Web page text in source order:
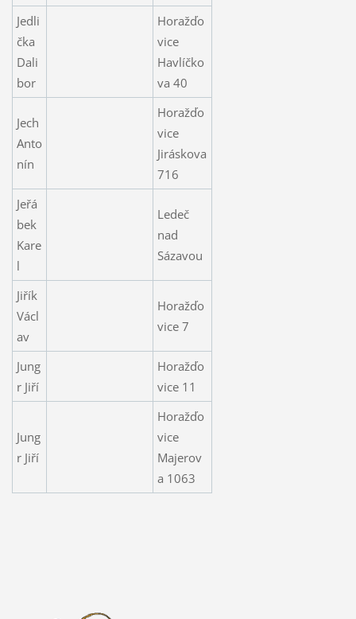
Jedli
čka
Dali
bor
Horažďo
vice
Havlíčko
va 40
Jech
Anto
nín
Horažďo
vice
Jiráskova
716
Jeřá
bek
Kare
l
Ledeč
nad
Sázavou
Jiřík
Václ
av
Horažďo
vice 7
Jung
r Jiří
Horažďo
vice 11
Jung
r Jiří
Horažďo
vice
Majerov
a 1063